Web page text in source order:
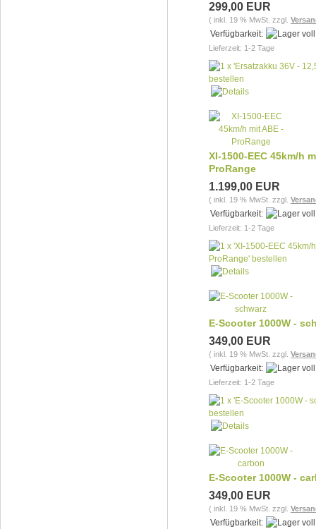
299,00 EUR
( inkl. 19 % MwSt. zzgl.
Verfügbarkeit:
Lieferzeit: 1-2 Tage
XI-1500-EEC 45km/h
ProRange
1.199,00 EUR
( inkl. 19 % MwSt. zzgl.
Verfügbarkeit:
Lieferzeit: 1-2 Tage
E-Scooter 1000W -
349,00 EUR
( inkl. 19 % MwSt. zzgl.
Verfügbarkeit:
Lieferzeit: 1-2 Tage
E-Scooter 1000W -
349,00 EUR
( inkl. 19 % MwSt. zzgl.
Verfügbarkeit: